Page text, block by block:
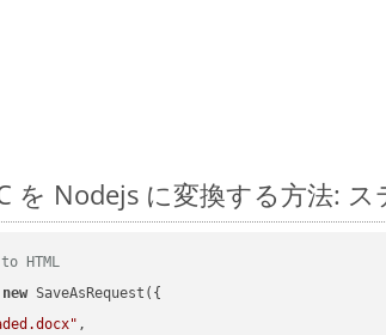
を Nodejs に変換する方法:
HTML
new SaveAsRequest({
,